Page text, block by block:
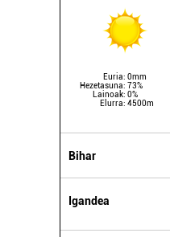
Euria: 0mm
Hezetasuna: 73%
Lainoak: 0%
Elurra: 4500m
Bihar
Igandea